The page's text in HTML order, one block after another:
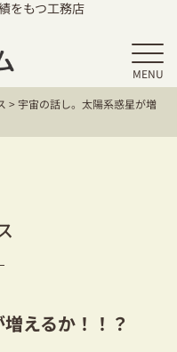
をもつ工務店
MENU
ポート
えの方
> 宇宙の話し。太陽系惑星が増
えるか！！？